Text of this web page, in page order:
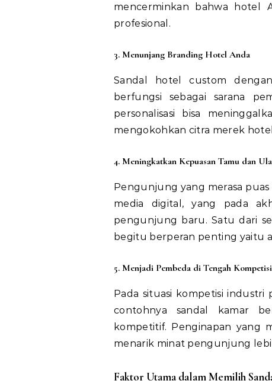
mencerminkan bahwa hotel
profesional.
3. Menunjang Branding Hotel Anda
Sandal hotel custom
berfungsi sebagai sarana
personalisasi bisa
mengokohkan citra merek
4. Meningkatkan Kepuasan Tamu dan
Pengunjung yang merasa
media digital, yang pada
pengunjung baru. Satu dari
begitu berperan penting yaitu
5. Menjadi Pembeda di Tengah Kompetisi
Pada situasi kompetisi industri
contohnya sandal kamar
kompetitif. Penginapan yang
menarik minat pengunjung
Faktor Utama dalam Memilih